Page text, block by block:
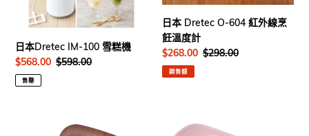
日本Dretec IM-100 雪糕機
售
價
$568.00 定
$598.00
售罄
線
烹
飪
溫
度
日本 Dretec O-604 紅外線烹
飪溫度計
售
價
$268.00 定
$298.00
銷售額